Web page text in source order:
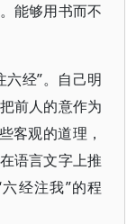
能够用书而不
六经”。自己明
前人的意作为
客观的道理，
语言文字上推
经注我”的程